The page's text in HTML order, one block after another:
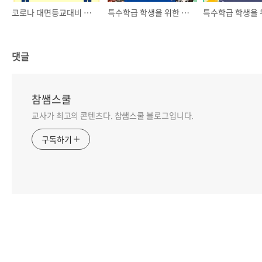
코로나 대면등교대비 생활안전지도자료 셋트 나눔 특수학급 학생을 위한 1일 1활동 가정학습자료꾸러미 4탄
댓글
참쌤스쿨
교사가 최고의 콘텐츠다. 참쌤스쿨 블로그입니다.
구독하기